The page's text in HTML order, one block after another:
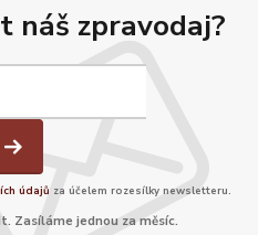
náš zpravodaj?
údajů za účelem rozesílky newsletteru.
Zasíláme jednou za měsíc.